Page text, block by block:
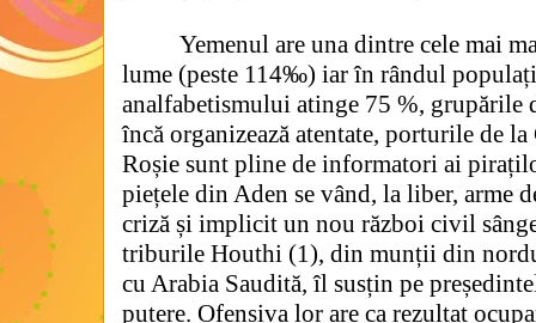
Yemenul are una dintre cele mai
lume (peste 114‰) iar în rândul
analfabetismului atinge 75 %, grupările
încă organizează atentate, porturile de
Roșie sunt pline de informatori ai
piețele din Aden se vând, la liber, arme
criză și implicit un nou război civil
triburile Houthi (1), din munții din
cu Arabia Saudită, îl susțin pe
putere. Ofensiva lor are ca rezultat